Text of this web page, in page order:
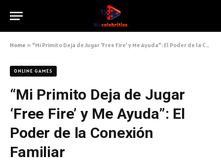
Home » “Mi Primito Deja de Jugar ‘Free Fire’ y Me Ayuda”: El Poder de la Conexión Familiar
ONLINE GAMES
“Mi Primito Deja de Jugar
‘Free Fire’ y Me Ayuda”: El
Poder de la Conexión
Familiar